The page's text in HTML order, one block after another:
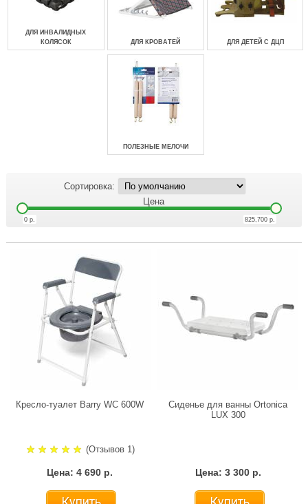
ДЛЯ ИНВАЛИДНЫХ
КОЛЯСОК
ДЛЯ КРОВАТЕЙ ДЛЯ ДЕТЕЙ С ДЦП
ПОЛЕЗНЫЕ МЕЛОЧИ
Сортировка:
Цена
0 р. 825,700 р.
Кресло-туалет Barry WC 600W
(Отзывов 1)
Цена: 4 690 р.
Сиденье для ванны Ortonica
LUX 300
Цена: 3 300 р.